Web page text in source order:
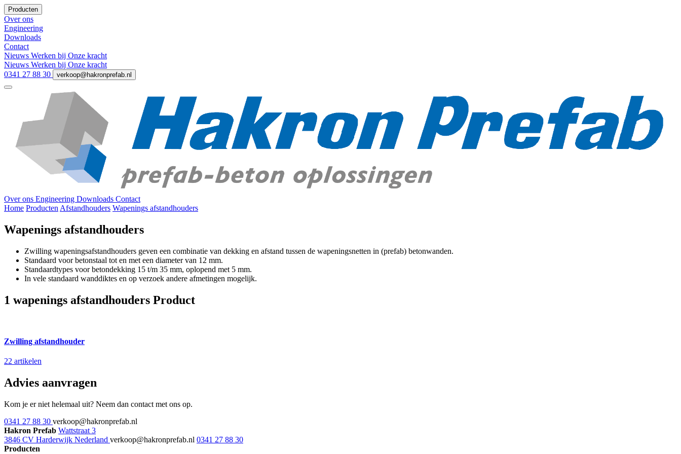
Producten
Over ons
Engineering
Downloads
Contact
Nieuws Werken bij Onze kracht
Nieuws Werken bij Onze kracht
0341 27 88 30
verkoop@hakronprefab.nl
Over ons Engineering Downloads Contact
Home Producten Afstandhouders Wapenings afstandhouders
Wapenings afstandhouders
Zwilling wapeningsafstandhouders geven een combinatie van dekking en afstand tussen de wapeningsnetten in (prefab) betonwanden.
Standaard voor betonstaal tot en met een diameter van 12 mm.
Standaardtypes voor betondekking 15 t/m 35 mm, oplopend met 5 mm.
In vele standaard wanddiktes en op verzoek andere afmetingen mogelijk.
1 wapenings afstandhouders Product
Zwilling afstandhouder
22 artikelen
Advies aanvragen
Kom je er niet helemaal uit? Neem dan contact met ons op.
0341 27 88 30 verkoop@hakronprefab.nl
Hakron Prefab Wattstraat 3
3846 CV Harderwijk Nederland verkoop@hakronprefab.nl 0341 27 88 30
Producten